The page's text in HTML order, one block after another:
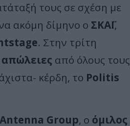
τους σε σχέση με
ακόμη δίμηνο ο ΣΚΑΪ,
. Στην τρίτη
από όλους τους
κέρδη, το Politis
Antenna Group, ο όμιλος